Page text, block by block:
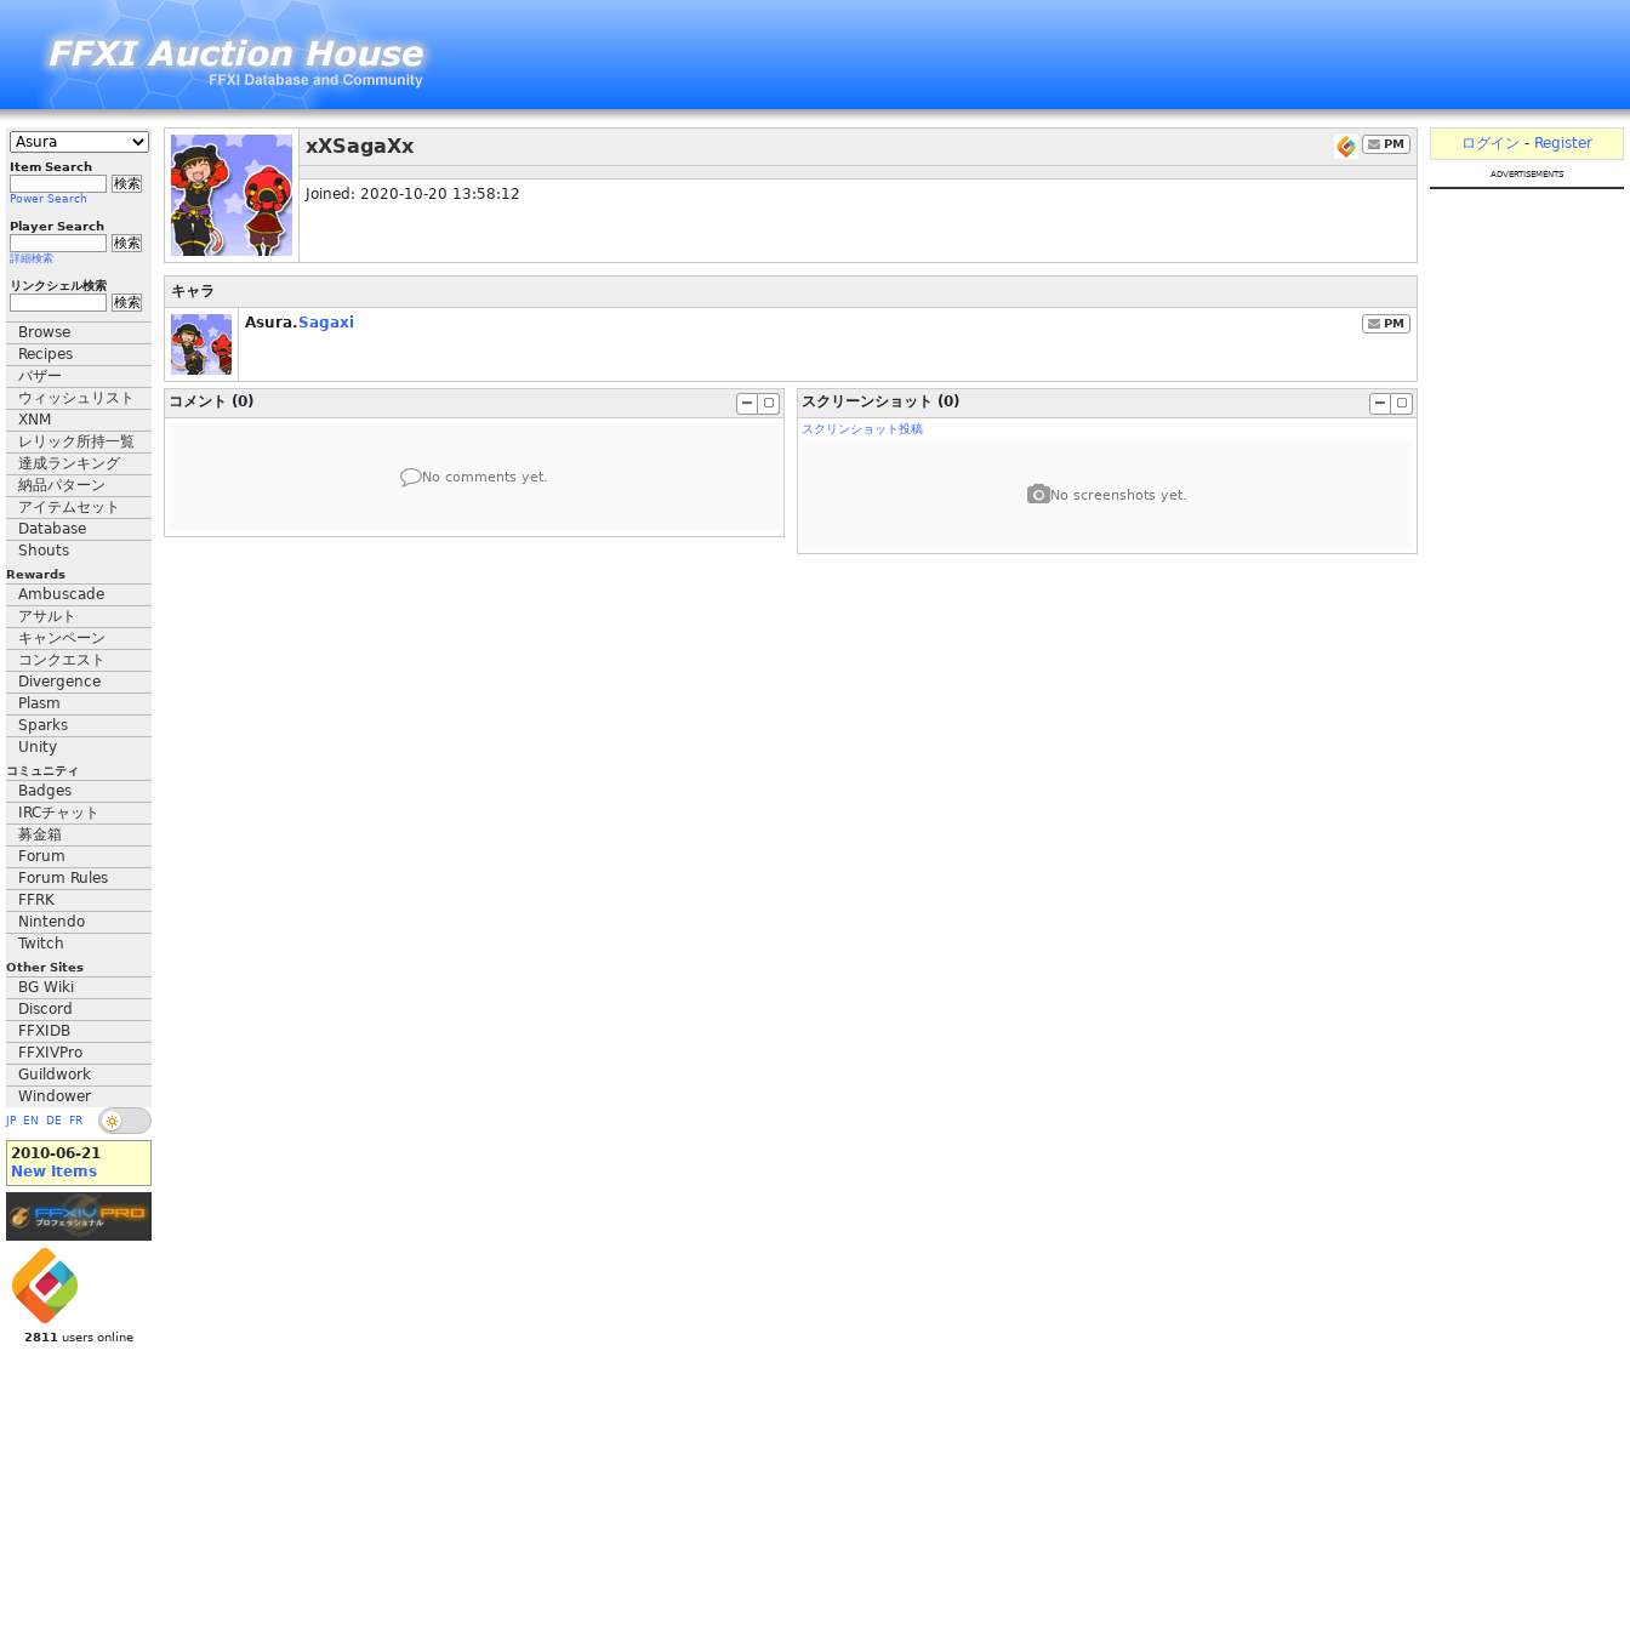
Item Search
Power Search
Player Search
詳細検索
リンクシェル検索
Browse
Recipes
バザー
ウィッシュリスト
XNM
レリック所持一覧
達成ランキング
納品パターン
アイテムセット
Database
Shouts
Rewards
Ambuscade
アサルト
キャンペーン
コンクエスト
Divergence
Plasm
Sparks
Unity
コミュニティ
Badges
IRCチャット
募金箱
Forum
Forum Rules
FFRK
Nintendo
Twitch
Other Sites
BG Wiki
Discord
FFXIDB
FFXIVPro
Guildwork
Windower
JP EN DE FR
2010-06-21
New Items
2811 users online
PM
xXSagaXx
Joined: 2020-10-20 13:58:12
キャラ
PM
Asura.Sagaxi
コメント (0)
No comments yet.
スクリーンショット (0)
スクリンショット投稿
No screenshots yet.
ログイン - Register
advertisements